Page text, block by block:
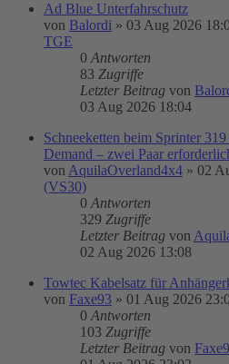
Ad Blue Unterfahrschutz
von Balordi » 03 Aug 2026
TGE
0 Antworten
83 Zugriffe
Letzter Beitrag von
03 Aug 2026 18:04
Schneeketten beim Sprinter
Demand – zwei Paar
von AquilaOverland4x4 » 02
(VS30)
0 Antworten
329 Zugriffe
Letzter Beitrag von
02 Aug 2026 13:08
Towtec Kabelsatz für
von Faxe93 » 01 Aug 2026
0 Antworten
103 Zugriffe
Letzter Beitrag von